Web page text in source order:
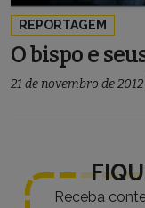
REPORTAGEM
O bispo e
21 de novembro de 2012
Receba